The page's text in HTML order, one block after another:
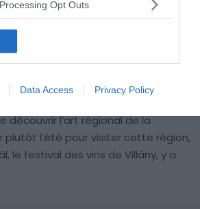
Opt Outs
Data Access Privacy Policy
a joué un rôle
de l’activité vinicole en
Villánykövesd et les domaines
découvrir l’art régional de la
plutôt l’été pour visiter cette région,
le festival des vins de Villány, y a